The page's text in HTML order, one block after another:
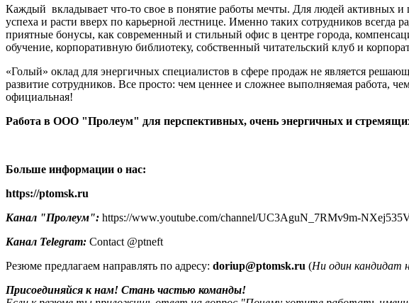
Каждый вкладывает что-то свое в понятие работы мечты. Для людей активных и
успеха и расти вверх по карьерной лестнице. Именно таких сотрудников
приятные бонусы, как современный и стильный офис в центре города,
обучение, корпоративную библиотеку, собственный читательский клуб и
«Голый» оклад для энергичных специалистов в сфере продаж не является
развитие сотрудников. Все просто: чем ценнее и сложнее выполняемая работа,
официальная!
Работа в ООО "Пролеум" для перспективных, очень энергичных и
Больше информации о нас:
https://ptomsk.ru
Канал "Пролеум": https://www.youtube.com/channel/UC3AguN_7RMv9m-
Канал Telegram: Contact @ptneft
Резюме предлагаем направлять по адресу: doriup@ptomsk.ru (Ни один кандидат
Присоединяйся к нам! Стань частью команды!